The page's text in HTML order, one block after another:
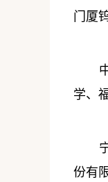
门厦
学、
份有